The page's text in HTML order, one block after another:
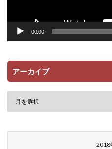
00:00
アーカイブ
2018